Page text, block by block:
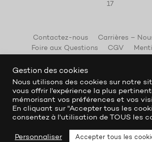
17
Contactez-nous
Carrières –
Foire aux Questions
CGV
Gestion des cookies
Nous utilisons des cookies sur notre
vous offrir l'expérience la plus
mémorisant vos préférences et vos
En cliquant sur "Accepter tous les
consentez à l'utilisation de TOUS les
Personnaliser Accepter tous les